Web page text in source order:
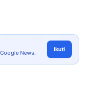
News. Ikuti